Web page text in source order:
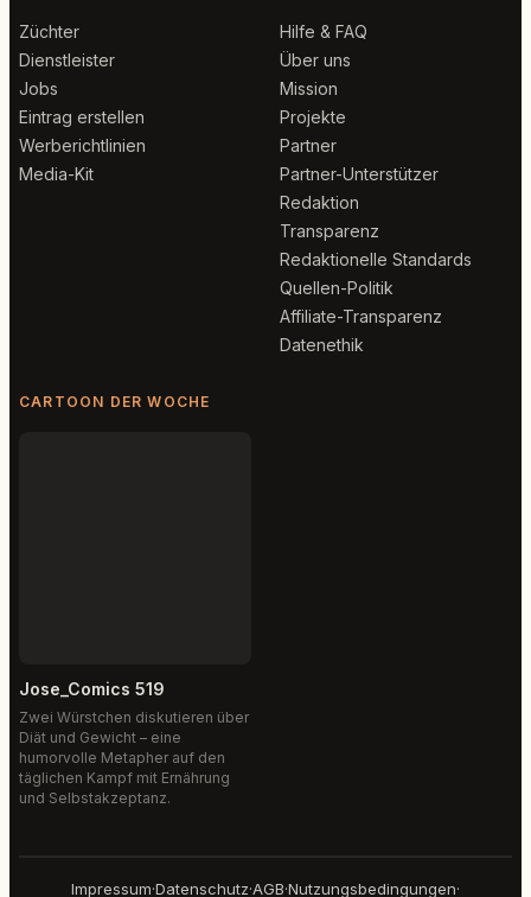
Züchter
Dienstleister
Jobs
Eintrag erstellen
Werberichtlinien
Media-Kit
Hilfe & FAQ
Über uns
Mission
Projekte
Partner
Partner-Unterstützer
Redaktion
Transparenz
Redaktionelle Standards
Quellen-Politik
Affiliate-Transparenz
Datenethik
CARTOON DER WOCHE
Jose_Comics 519
Zwei Würstchen diskutieren über
Diät und Gewicht – eine
humorvolle Metapher auf den
täglichen Kampf mit Ernährung
und Selbstakzeptanz.
Impressum·Datenschutz·AGB·Nutzungsbedingungen·